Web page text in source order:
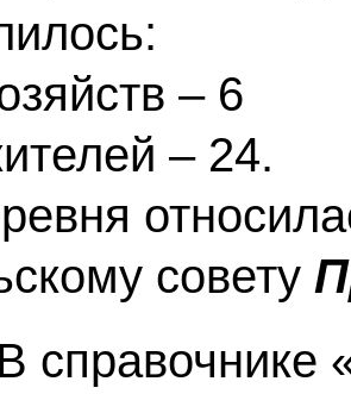
– 6
– 24.
совету
справочнике